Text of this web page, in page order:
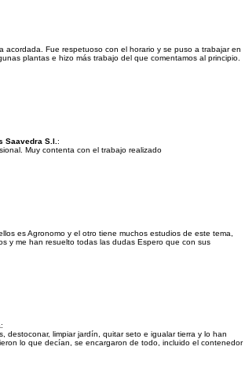
acordada. Fue respetuoso con el horario y se puso a trabajar en
plantas e hizo más trabajo del que comentamos al principio.
Saavedra S.l. :
Muy contenta con el trabajo realizado
es Agronomo y el otro tiene muchos estudios de este tema,
y me han resuelto todas las dudas Espero que con sus
:
destoconar, limpiar jardín, quitar seto e igualar tierra y lo han
lo que decían, se encargaron de todo, incluido el contenedor